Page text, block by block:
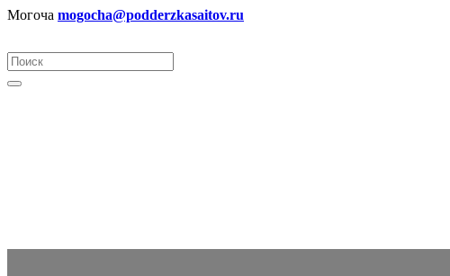
Могоча mogocha@podderzkasaitov.ru